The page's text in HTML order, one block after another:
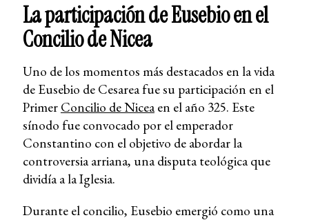
La participación de Eusebio en el
Concilio de Nicea
Uno de los momentos más destacados en la vida
de Eusebio de Cesarea fue su participación en el
Primer Concilio de Niceaen el año 325. Este
sínodo fue convocado por el emperador
Constantino con el objetivo de abordar la
controversia arriana, una disputa teológica que
dividía a la Iglesia.
Durante el concilio, Eusebio emergió como una